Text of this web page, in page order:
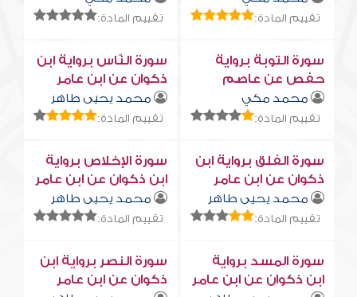
تقييم المادة: تقييم المادة:
سورة التوبة برواية
حفص عن عاصم
محمد مكي
تقييم المادة:
سورة النّاس برواية ابن
ذكوان عن ابن عامر
محمد يحيى طاهر
تقييم المادة:
سورة الفلق برواية ابن
ذكوان عن ابن عامر
محمد يحيى طاهر
تقييم المادة:
سورة الإخلاص برواية
ابن ذكوان عن ابن عامر
محمد يحيى طاهر
تقييم المادة:
سورة المسد برواية
ابن ذكوان عن ابن عامر
سورة النصر برواية ابن
ذكوان عن ابن عامر